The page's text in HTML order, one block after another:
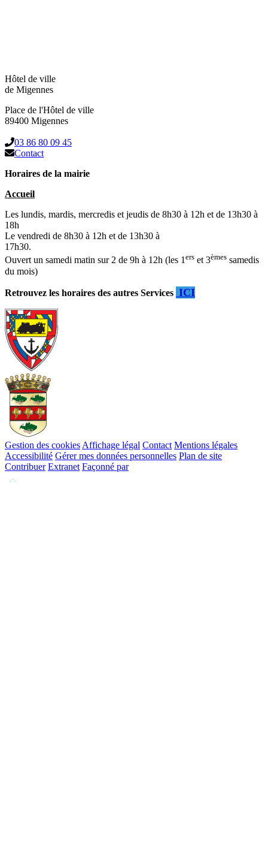
Hôtel de ville
de Migennes
Place de l'Hôtel de ville
89400 Migennes
03 86 80 09 45
Contact
Horaires de la mairie
Accueil
Les lundis, mardis, mercredis et jeudis de 8h30 à 12h et de 13h30 à
18h
Le vendredi de 8h30 à 12h et de 13h30 à
17h30.
Ouvert un samedi matin sur 2 de 9h à 12h (les 1ers et 3èmes samedis
du mois)
Retrouvez les horaires des autres Services ICI
Gestion des cookies Affichage légal Contact Mentions légales
Accessibilité Gérer mes données personnelles Plan de site
Contribuer Extranet Façonné par